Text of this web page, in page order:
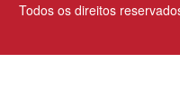
Todos os direitos